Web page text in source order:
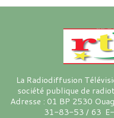
La Radiodiffusion
société publique de
Adresse : 01 BP 2530
31-83-53 / 63